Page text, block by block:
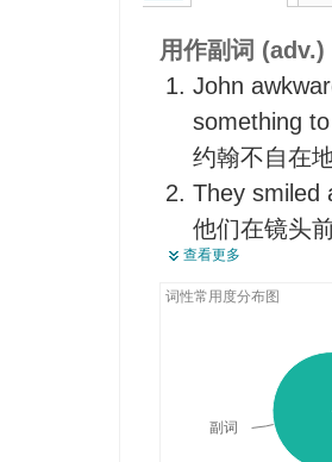
危险地
不方便地
不舒服地
难堪地
不好意思
为难地
困苦地
不大自然
用作副词 (adv.)
John
something
约翰不自在
They smiled
他们在镜头
He shifted
他尴尬地把
我笨拙地跌
查看更多
词性常用度分布图
副词